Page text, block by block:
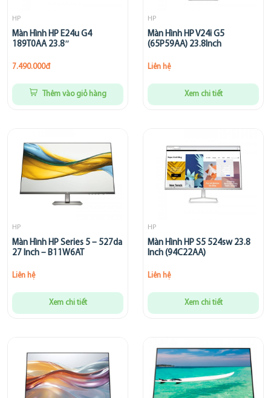
HP
Màn Hình HP E24u G4
189T0AA 23.8″
7.490.000đ
Thêm vào giỏ hàng
HP
Màn Hình HP V24i G5
(65P59AA) 23.8Inch
Liên hệ
Xem chi tiết
HP
Màn Hình HP Series 5 – 527da
27 Inch – B11W6AT
Liên hệ
Xem chi tiết
HP
Màn Hình HP S5 524sw 23.8
Inch (94C22AA)
Liên hệ
Xem chi tiết